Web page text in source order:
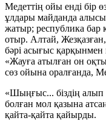
Медеттің ойы енді бір
ұлдары майданда
жатыр; республика
отыр. Алтай,
бәрі асығыс
«Жауға атылған он
сөз ойына оралғанда,
«Шыңғыс... біздің
болған мол қазына
қайта-қайта қайырды.